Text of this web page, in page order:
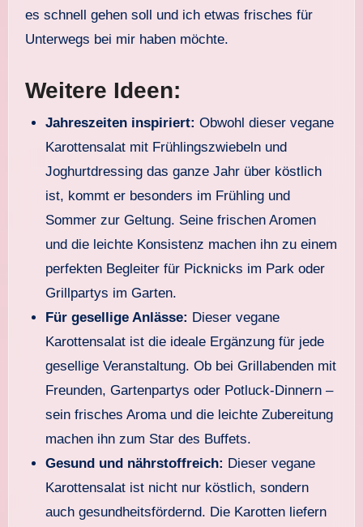
es schnell gehen soll und ich etwas frisches für
Unterwegs bei mir haben möchte.
Weitere Ideen:
Jahreszeiten inspiriert: Obwohl dieser vegane
Karottensalat mit Frühlingszwiebeln und
Joghurtdressing das ganze Jahr über köstlich
ist, kommt er besonders im Frühling und
Sommer zur Geltung. Seine frischen Aromen
und die leichte Konsistenz machen ihn zu einem
perfekten Begleiter für Picknicks im Park oder
Grillpartys im Garten.
Für gesellige Anlässe: Dieser vegane
Karottensalat ist die ideale Ergänzung für jede
gesellige Veranstaltung. Ob bei Grillabenden mit
Freunden, Gartenpartys oder Potluck-Dinnern –
sein frisches Aroma und die leichte Zubereitung
machen ihn zum Star des Buffets.
Gesund und nährstoffreich: Dieser vegane
Karottensalat ist nicht nur köstlich, sondern
auch gesundheitsfördernd. Die Karotten liefern